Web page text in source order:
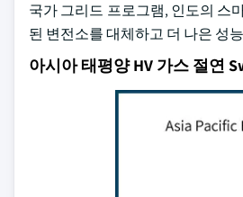
국가 그리드 프로그램, 인도의 스
된 변전소를 대체하고 더 나은 성
아시아 태평양 HV 가스 절연